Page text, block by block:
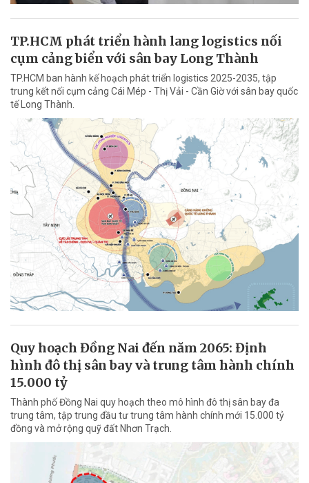
TP.HCM phát triển hành lang logistics nối
cụm cảng biển với sân bay Long Thành
TP.HCM ban hành kế hoạch phát triển logistics 2025-2035, tập
trung kết nối cụm cảng Cái Mép - Thị Vải - Cần Giờ với sân bay quốc
tế Long Thành.
Quy hoạch Đồng Nai đến năm 2065: Định
hình đô thị sân bay và trung tâm hành chính
15.000 tỷ
Thành phố Đồng Nai quy hoạch theo mô hình đô thị sân bay đa
trung tâm, tập trung đầu tư trung tâm hành chính mới 15.000 tỷ
đồng và mở rộng quỹ đất Nhơn Trạch.